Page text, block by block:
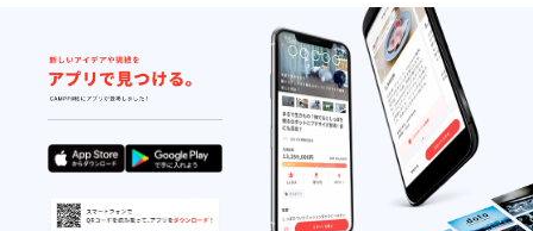
かまぼ
こ音楽
堂、25
日＠古
木里庫
／配信
映像：
映像が
存続す
る限り
※「HP
と会場
名前を
掲載(会
場内に
掲示し
たお名
前) 【掲
示期
間】
HP：
ページ
が存続
する限
示：
「備考
欄」に
掲示す
る支援
者様の
お名前
を記載
くださ
い ●
ゴール
の視聴
(約75分
／メー
ル：視
聴URL
送付。
期間限
定配
信：
2024年
10月1日
~12月